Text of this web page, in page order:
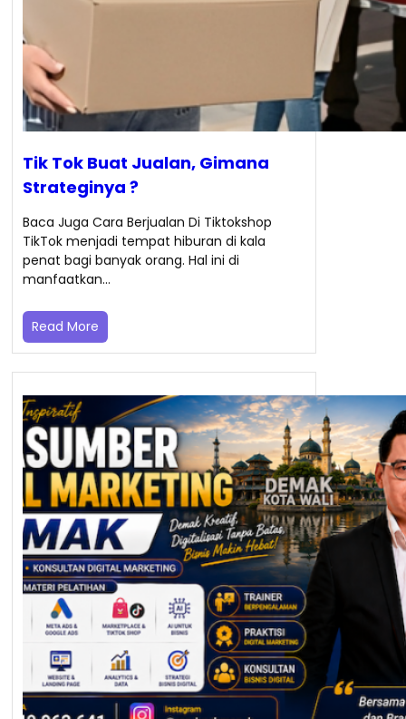
Tik Tok Buat Jualan, Gimana
Strateginya ?
Baca Juga Cara Berjualan Di Tiktokshop
TikTok menjadi tempat hiburan di kala
penat bagi banyak orang. Hal ini di
manfaatkan…
Read More